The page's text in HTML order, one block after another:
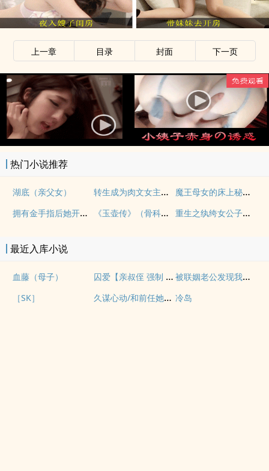
上一章 目录 封面 下一页
热门小说推荐
湖底（亲父女） 转生成为肉文女主的女儿后（星际nph）
魔王母女的床上秘情（gl乱伦）
拥有金手指后她开始为所欲为（nph）
《玉壶传》（骨科）（兄妹）（np） 重生之纨绔女公子（NPH）
最近入库小说
血藤（母子） 囚爱【亲叔侄 强制 1v1 H】 被联姻老公发现我写po文后
［SK］ 久谋心动/和前任她小姨先婚后爱 冷岛